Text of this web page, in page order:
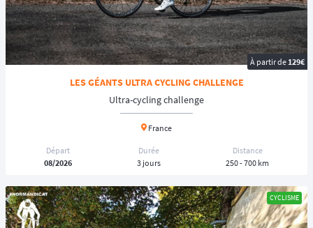
À partir de 129€
LES GÉANTS ULTRA CYCLING CHALLENGE
Ultra-cycling challenge
France
Départ
08/2026
Durée
3 jours
Distance
250 - 700 km
CYCLISME